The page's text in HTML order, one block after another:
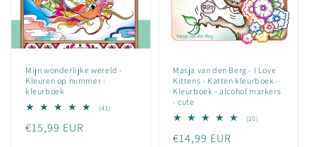
Mijn wonderlijke wereld -
Kleuren op nummer -
kleurboek
(41)
Normale
€15,99 EUR
Masja van den Berg - I Love
Kittens - Katten kleurboek -
Kleurboek - alcohol markers
- cute
(10)
Normale
€14,99 EUR